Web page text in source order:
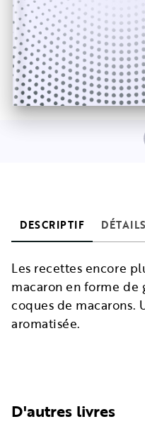
DESCRIPTIF DÉTAILS
Les recettes encore
macaron en forme de
coques de macarons.
aromatisée.
D'autres livres